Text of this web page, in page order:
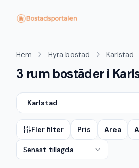
Hem Hyra bostad Karlstad
3 rum bostäder i
Karlstad
Fler filter Pris Area
Senast tillagda